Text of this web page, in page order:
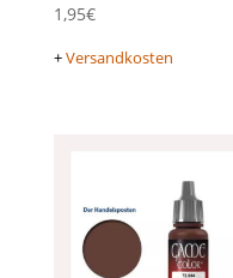
1,95€
+Versandkosten